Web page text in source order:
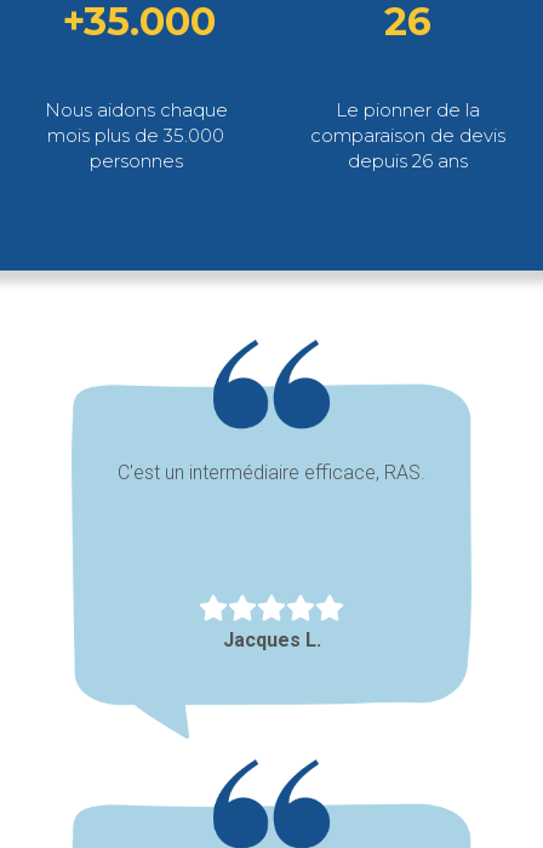
+35.000
Nous aidons chaque
mois plus de 35.000
personnes
26
Le pionner de la
comparaison de devis
depuis 26 ans
C'est un intermédiaire efficace, RAS.
Jacques L.